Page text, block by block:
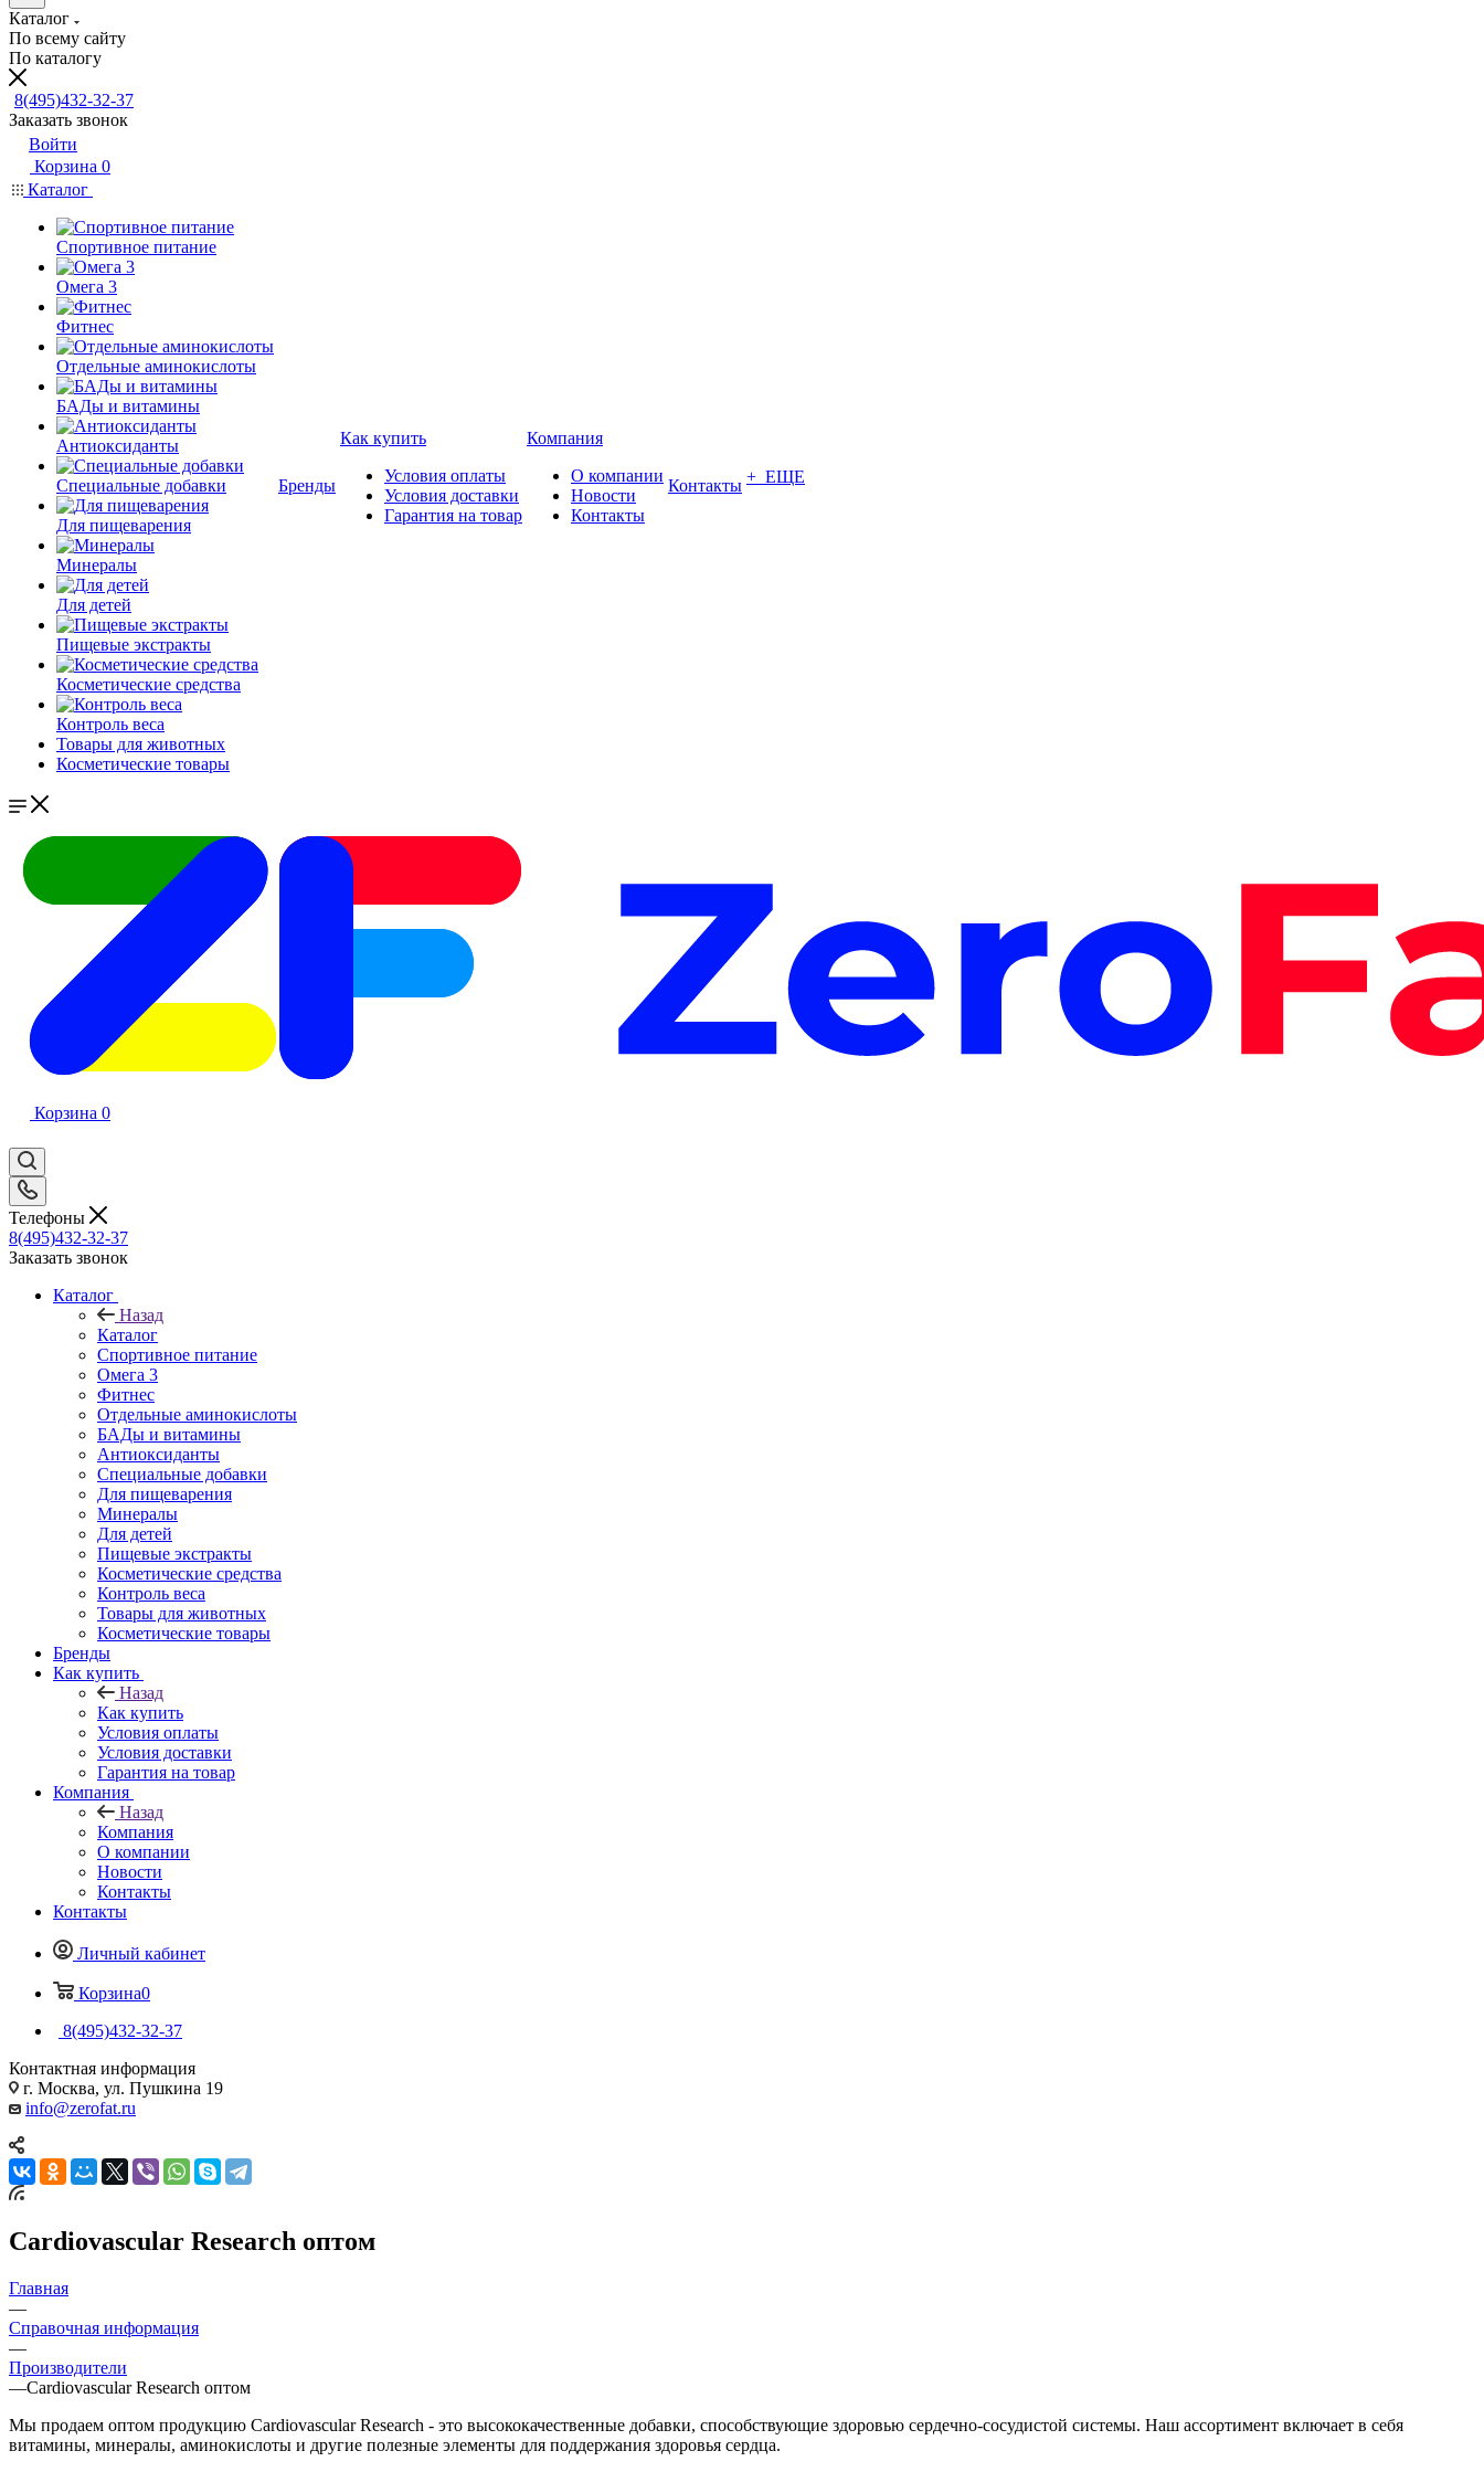
Каталог
По всему сайту
По каталогу
8(495)432-32-37
Заказать звонок
Войти
Корзина 0
Каталог
Спортивное питание
Омега 3
Фитнес
Отдельные аминокислоты
БАДы и витамины
Антиоксиданты
Специальные добавки
Для пищеварения
Минералы
Для детей
Пищевые экстракты
Косметические средства
Контроль веса
Товары для животных
Косметические товары
Бренды
Как купить
Условия оплаты
Условия доставки
Гарантия на товар
Компания
О компании
Новости
Контакты
Контакты + ЕЩЕ
Корзина 0
Телефоны
8(495)432-32-37
Заказать звонок
Каталог
Назад
Каталог
Спортивное питание
Омега 3
Фитнес
Отдельные аминокислоты
БАДы и витамины
Антиоксиданты
Специальные добавки
Для пищеварения
Минералы
Для детей
Пищевые экстракты
Косметические средства
Контроль веса
Товары для животных
Косметические товары
Бренды
Как купить
Назад
Как купить
Условия оплаты
Условия доставки
Гарантия на товар
Компания
Назад
Компания
О компании
Новости
Контакты
Контакты
Личный кабинет
Корзина0
8(495)432-32-37
Контактная информация
г. Москва, ул. Пушкина 19
info@zerofat.ru
Cardiovascular Research оптом
Главная
—
Справочная информация
—
Производители
—Cardiovascular Research оптом
Мы продаем оптом продукцию Cardiovascular Research - это высококачественные добавки, способствующие здоровью сердечно-сосудистой системы. Наш ассортимент включает в себя
витамины, минералы, аминокислоты и другие полезные элементы для поддержания здоровья сердца.